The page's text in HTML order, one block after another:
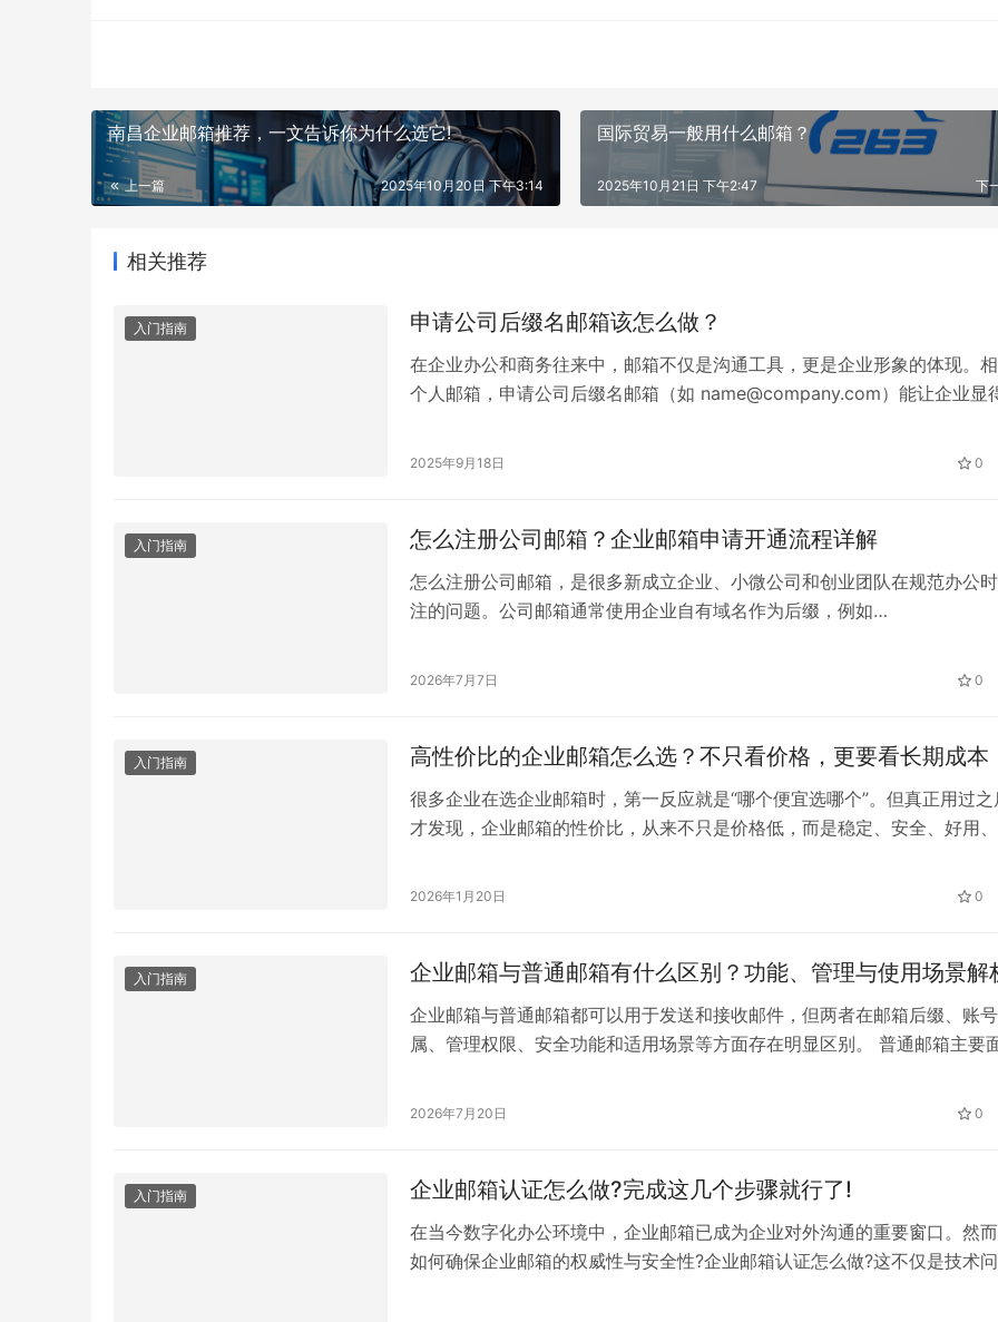
南昌企业邮箱推荐，一文告诉你为什么选它!
上一篇 2025年10月20日 下午3:14
国际贸易一般用什么邮箱？
下
2025年10月21日 下午2:47
相关推荐
入门指南 申请公司后缀名邮箱该怎么做？
在企业办公和商务往来中，邮箱不仅是沟通工具，更是企业形象的体现。
个人邮箱，申请公司后缀名邮箱（如 name@company.com）能让企业显
名邮箱 总结 申请公司后缀名邮箱 的流程并不复杂，关键是选择合适的服务
2025年9月18日 0
入门指南 怎么注册公司邮箱？企业邮箱申请开通流程详解
怎么注册公司邮箱，是很多新成立企业、小微公司和创业团队在规范办公
注的问题。公司邮箱通常使用企业自有域名作为后缀，例如
2026年7月7日 0
入门指南 高性价比的企业邮箱怎么选？不只看价格，更要看长期成本
很多企业在选企业邮箱时，第一反应就是“哪个便宜选哪个”。但真正用过之
才发现，企业邮箱的性价比，从来不只是价格低，而是稳定、安全、好用
一、什么才叫高性价比的企业邮箱？ 高性价比，并不是“最便宜”，而是花
2026年1月20日 0
入门指南 企业邮箱与普通邮箱有什么区别？功能、管理与使用场景解
企业邮箱与普通邮箱都可以用于发送和接收邮件，但两者在邮箱后缀、账
属、管理权限、安全功能和适用场景等方面存在明显区别。 普通邮箱主要
由企业统一创建和管理员工账号。对于需要长期开展客户沟通、合同往来
2026年7月20日 0
入门指南 企业邮箱认证怎么做?完成这几个步骤就行了!
在当今数字化办公环境中，企业邮箱已成为企业对外沟通的重要窗口。然
如何确保企业邮箱的权威性与安全性?企业邮箱认证怎么做?这不仅是技术问